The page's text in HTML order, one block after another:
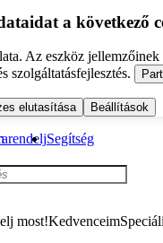
a következő
Az eszköz
szolgáltatásfejlesztés.
elutasítása Beállítások
rendeljSegítség
most!Kedvenceim